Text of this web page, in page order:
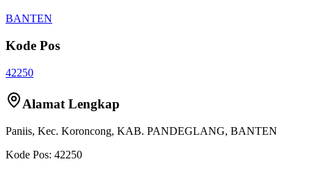
BANTEN
Kode Pos
42250
Alamat Lengkap
Paniis, Kec. Koroncong, KAB. PANDEGLANG, BANTEN
Kode Pos: 42250